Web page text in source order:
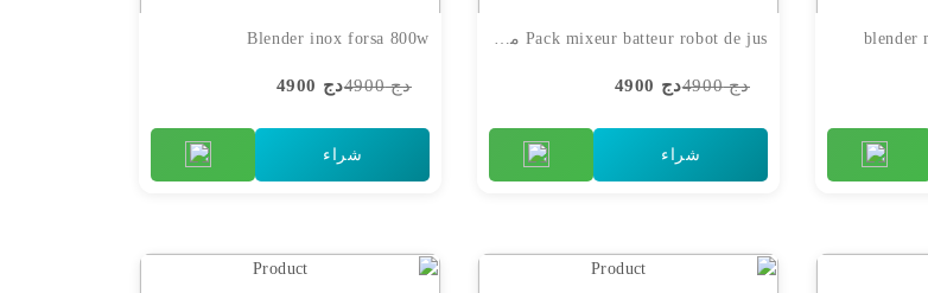
Blender inox forsa 800w
دج 4900 دج 4900
شراء
دج 4900 دج 4900
شراء